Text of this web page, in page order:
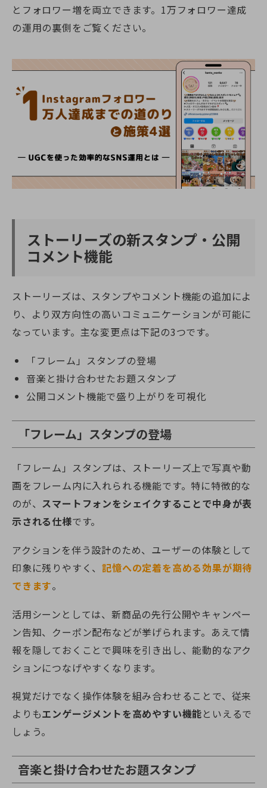
とフォロワー増を両立できます。1万フォロワー達成
の運用の裏側をご覧ください。
ストーリーズの新スタンプ・公開
コメント機能
ストーリーズは、スタンプやコメント機能の追加によ
り、より双方向性の高いコミュニケーションが可能に
なっています。主な変更点は下記の3つです。
「フレーム」スタンプの登場
音楽と掛け合わせたお題スタンプ
公開コメント機能で盛り上がりを可視化
「フレーム」スタンプの登場
「フレーム」スタンプは、ストーリーズ上で写真や動
画をフレーム内に入れられる機能です。特に特徴的な
のが、 スマートフォンをシェイクすることで中身が表
示される仕様です。
アクションを伴う設計のため、ユーザーの体験として
印象に残りやすく、記憶への定着を高める効果が期待
できます。
活用シーンとしては、新商品の先行公開やキャンペー
ン告知、クーポン配布などが挙げられます。あえて情
報を隠しておくことで興味を引き出し、能動的なアク
ションにつなげやすくなります。
視覚だけでなく操作体験を組み合わせることで、従来
よりもエンゲージメントを高めやすい機能といえるで
しょう。
音楽と掛け合わせたお題スタンプ